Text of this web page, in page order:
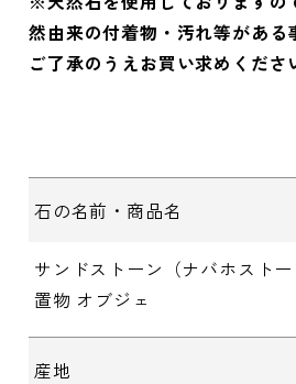
然由来の付着物・汚れ等がある
ご了承のうえお買い求めくださ
石の名前・商品名
サンドストーン（ナバホストー
置物 オブジェ
産地